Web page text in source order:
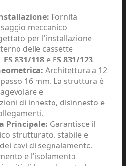
Fornita
meccanico
per l'installazione
delle cassette
FS 831/118e FS 831/123.
Architettura a 12
16 mm. La struttura è
e
di innesto, disinnesto e
Principale: Garantisce il
strutturato, stabile e
cavi di segnalamento.
e l'isolamento